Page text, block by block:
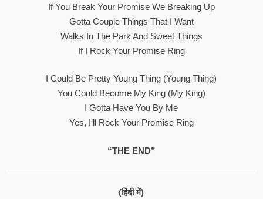
If You Break Your Promise We Breaking Up
Gotta Couple Things That I Want
Walks In The Park And Sweet Things
If I Rock Your Promise Ring
I Could Be Pretty Young Thing (young Thing)
You Could Become My King (my King)
I Gotta Have You By Me
Yes, I’ll Rock Your Promise Ring
“THE END”
(हिंदी में)